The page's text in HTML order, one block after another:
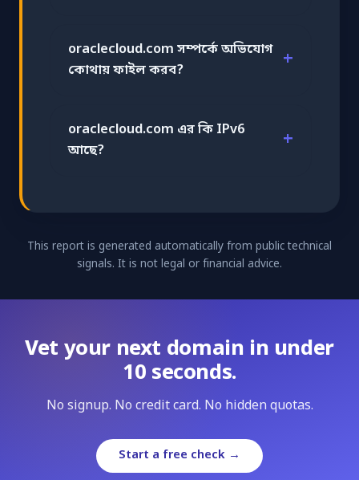
oraclecloud.com সম্পর্কে অভিযোগ
কোথায় ফাইল করব?
oraclecloud.com এর কি IPv6
আছে?
This report is generated automatically from public technical
signals. It is not legal or financial advice.
Vet your next domain in under
10 seconds.
No signup. No credit card. No hidden quotas.
Start a free check →